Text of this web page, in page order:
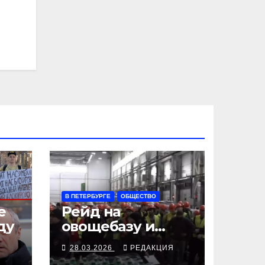
В ПЕТЕРБУРГЕ ОБЩЕСТВО
Рейд на
овощебазу и
ретейл —
семьсот
28.03.2026 РЕДАКЦИЯ